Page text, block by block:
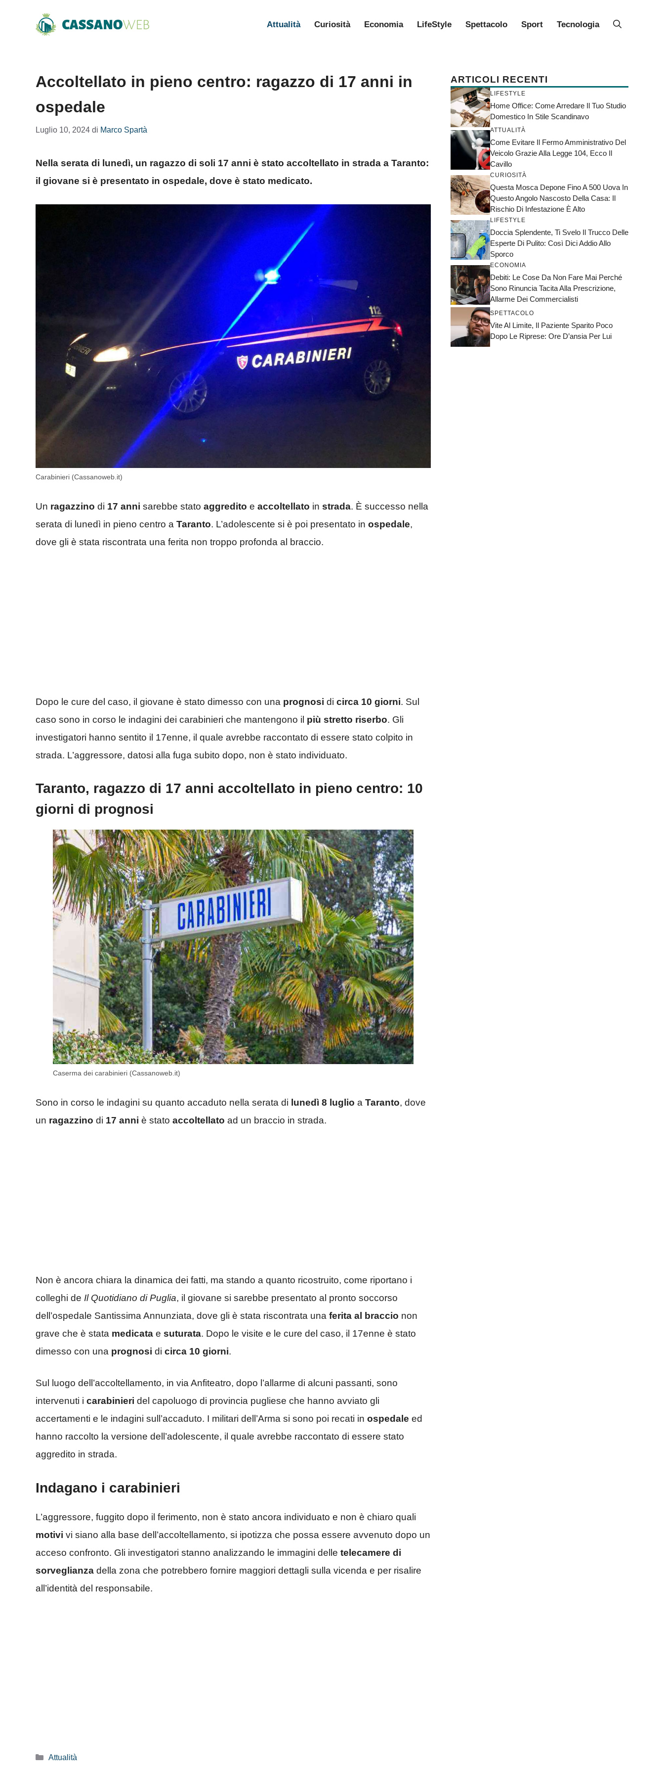
Attualità Curiosità Economia LifeStyle Spettacolo Sport Tecnologia
Accoltellato in pieno centro: ragazzo di 17 anni in
ospedale
Luglio 10, 2024 di Marco Spartà
Nella serata di lunedì, un ragazzo di soli 17 anni è stato accoltellato in strada a Taranto:
il giovane si è presentato in ospedale, dove è stato medicato.
Carabinieri (Cassanoweb.it)
Un ragazzino di 17 anni sarebbe stato aggredito e accoltellato in strada. È successo nella
serata di lunedì in pieno centro a Taranto. L’adolescente si è poi presentato in ospedale,
dove gli è stata riscontrata una ferita non troppo profonda al braccio.
Dopo le cure del caso, il giovane è stato dimesso con una prognosi di circa 10 giorni. Sul
caso sono in corso le indagini dei carabinieri che mantengono il più stretto riserbo. Gli
investigatori hanno sentito il 17enne, il quale avrebbe raccontato di essere stato colpito in
strada. L’aggressore, datosi alla fuga subito dopo, non è stato individuato.
Taranto, ragazzo di 17 anni accoltellato in pieno centro: 10
giorni di prognosi
Caserma dei carabinieri (Cassanoweb.it)
Sono in corso le indagini su quanto accaduto nella serata di lunedì 8 luglio a Taranto, dove
un ragazzino di 17 anni è stato accoltellato ad un braccio in strada.
Non è ancora chiara la dinamica dei fatti, ma stando a quanto ricostruito, come riportano i
colleghi de Il Quotidiano di Puglia, il giovane si sarebbe presentato al pronto soccorso
dell’ospedale Santissima Annunziata, dove gli è stata riscontrata una ferita al braccio non
grave che è stata medicata e suturata. Dopo le visite e le cure del caso, il 17enne è stato
dimesso con una prognosi di circa 10 giorni.
Sul luogo dell’accoltellamento, in via Anfiteatro, dopo l’allarme di alcuni passanti, sono
intervenuti i carabinieri del capoluogo di provincia pugliese che hanno avviato gli
accertamenti e le indagini sull’accaduto. I militari dell’Arma si sono poi recati in ospedale ed
hanno raccolto la versione dell’adolescente, il quale avrebbe raccontato di essere stato
aggredito in strada.
Indagano i carabinieri
L’aggressore, fuggito dopo il ferimento, non è stato ancora individuato e non è chiaro quali
motivi vi siano alla base dell’accoltellamento, si ipotizza che possa essere avvenuto dopo un
acceso confronto. Gli investigatori stanno analizzando le immagini delle telecamere di
sorveglianza della zona che potrebbero fornire maggiori dettagli sulla vicenda e per risalire
all’identità del responsabile.
Categorie
Attualità
ARTICOLI RECENTI
LIFESTYLE
Home Office: Come Arredare Il Tuo Studio
Domestico In Stile Scandinavo
ATTUALITÀ
Come Evitare Il Fermo Amministrativo Del
Veicolo Grazie Alla Legge 104, Ecco Il
Cavillo
CURIOSITÀ
Questa Mosca Depone Fino A 500 Uova In
Questo Angolo Nascosto Della Casa: Il
Rischio Di Infestazione È Alto
LIFESTYLE
Doccia Splendente, Ti Svelo Il Trucco Delle
Esperte Di Pulito: Così Dici Addio Allo
Sporco
ECONOMIA
Debiti: Le Cose Da Non Fare Mai Perché
Sono Rinuncia Tacita Alla Prescrizione,
Allarme Dei Commercialisti
SPETTACOLO
Vite Al Limite, Il Paziente Sparito Poco
Dopo Le Riprese: Ore D’ansia Per Lui